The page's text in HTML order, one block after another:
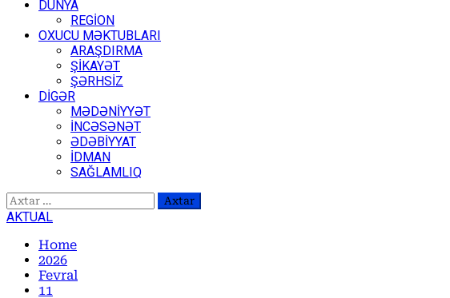
DÜNYA
REGİON
OXUCU MƏKTUBLARI
ARAŞDIRMA
ŞİKAYƏT
ŞƏRHSİZ
DİGƏR
MƏDƏNİYYƏT
İNCƏSƏNƏT
ƏDƏBİYYAT
İDMAN
SAĞLAMLIQ
Axtarış:
AKTUAL
Home
2026
Fevral
11